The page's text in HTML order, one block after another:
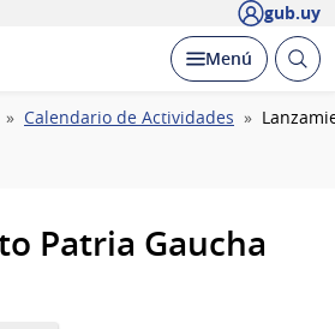
gub.uy
Desplegar
Menú Abrir
Calendario de Actividades
Patria Gaucha